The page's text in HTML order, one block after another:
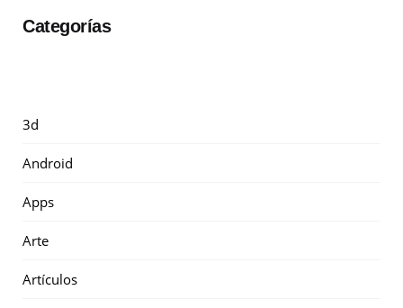
Categorías
3d
Android
Apps
Arte
Artículos